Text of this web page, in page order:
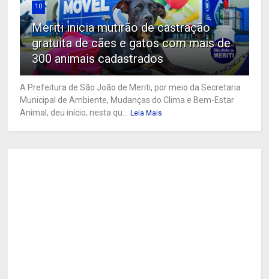
10
Meriti inicia mutirão de castração
gratuita de cães e gatos com mais de
300 animais cadastrados
A Prefeitura de São João de Meriti, por meio da Secretaria
Municipal de Ambiente, Mudanças do Clima e Bem-Estar
Animal, deu início, nesta qu... Leia Mais